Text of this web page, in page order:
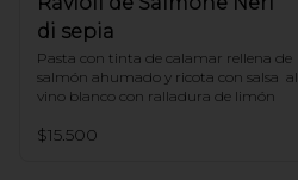
di sepia
Pasta con tinta de calamar rellena de
salmón ahumado y ricota con salsa  al
vino blanco con ralladura de limón
$15.500